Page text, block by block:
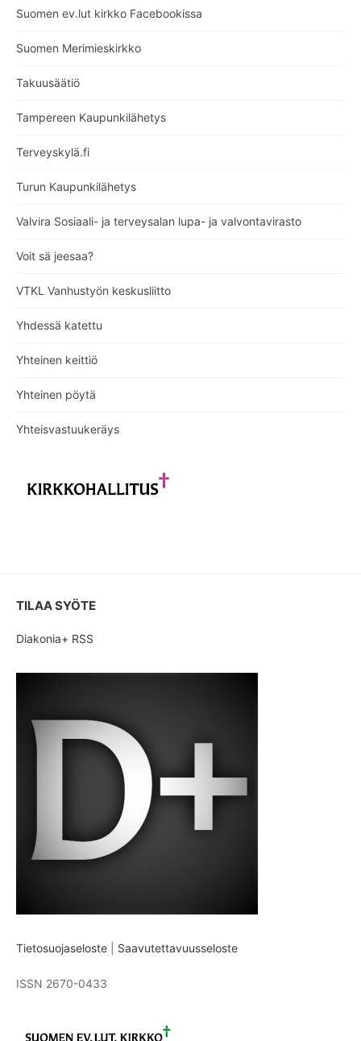
Suomen ev.lut kirkko Facebookissa
Suomen Merimieskirkko
Takuusäätiö
Tampereen Kaupunkilähetys
Terveyskylä.fi
Turun Kaupunkilähetys
Valvira Sosiaali- ja terveysalan lupa- ja valvontavirasto
Voit sä jeesaa?
VTKL Vanhustyön keskusliitto
Yhdessä katettu
Yhteinen keittiö
Yhteinen pöytä
Yhteisvastuukeräys
TILAA SYÖTE
Diakonia+ RSS
Tietosuojaseloste Saavutettavuusseloste
ISSN 2670-0433